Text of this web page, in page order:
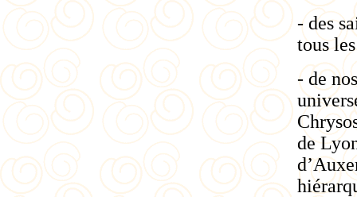
- des
tous
- de
de